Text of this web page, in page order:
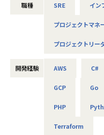
リューションや機能開発に直
そして、自分が関わったプロ
いるダイレクトな実感を、日
NEのエンジニア組織は事業間
技術トレンドや開発手法、
ム)"と呼ばれるシステムで
ています。
◆ 募集ポジション
Eを募集します。
ンジニアリングマネージャー
職種 SRE イン
プロジェクトマネ
プロジェクトリー
開発経験 AWS C#
GCP Go
PHP
Terraform